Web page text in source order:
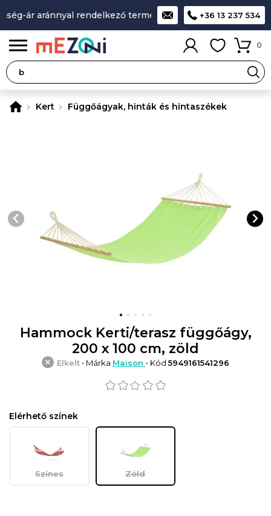
ár aránnyal rendelkező termékek A legjobb design-
+36 13 237 534
0
Kert Függőágyak, hinták és hintaszékek
Hammock Kerti/terasz függőágy,
200 x 100 cm, zöld
Elkelt• Márka Maison • Kód5949161541296
Elérhető színek
Színes Zöld